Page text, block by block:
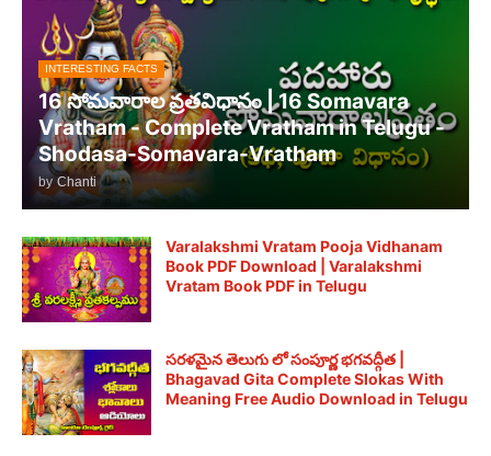
INTERESTING FACTS
16 సోమవారాల వ్రతవిధానం | 16 Somavara
Vratham - Complete Vratham in Telugu -
Shodasa-Somavara-Vratham
by Chanti
Varalakshmi Vratam Pooja Vidhanam
Book PDF Download | Varalakshmi
Vratam Book PDF in Telugu
సరళమైన తెలుగు లో సంపూర్ణ భగవద్గీత |
Bhagavad Gita Complete Slokas With
Meaning Free Audio Download in Telugu